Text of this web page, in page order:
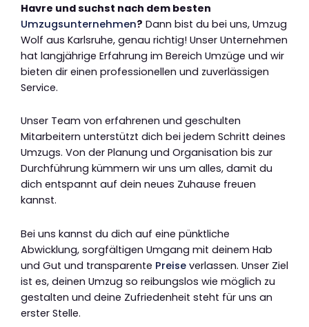
Havre und suchst nach dem besten
Umzugsunternehmen? Dann bist du bei uns, Umzug
Wolf aus Karlsruhe, genau richtig! Unser Unternehmen
hat langjährige Erfahrung im Bereich Umzüge und wir
bieten dir einen professionellen und zuverlässigen
Service.
Unser Team von erfahrenen und geschulten
Mitarbeitern unterstützt dich bei jedem Schritt deines
Umzugs. Von der Planung und Organisation bis zur
Durchführung kümmern wir uns um alles, damit du
dich entspannt auf dein neues Zuhause freuen
kannst.
Bei uns kannst du dich auf eine pünktliche
Abwicklung, sorgfältigen Umgang mit deinem Hab
und Gut und transparente Preise verlassen. Unser Ziel
ist es, deinen Umzug so reibungslos wie möglich zu
gestalten und deine Zufriedenheit steht für uns an
erster Stelle.